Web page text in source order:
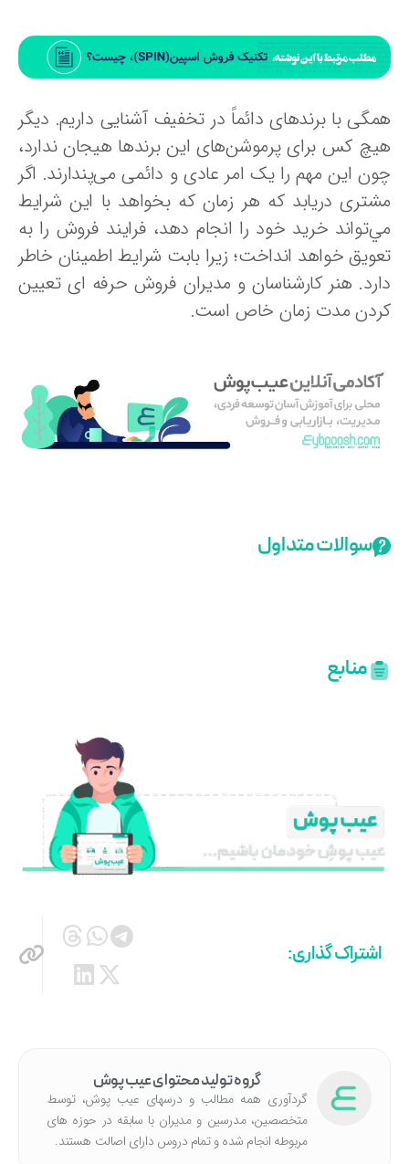
با برندهای دائماً در تخفیف آشنایی داریم. دیگر
کس برای پرموشن‌های این برندها هیجان ندارد،
این مهم را یک امر عادی و دائمی می‌پندارند. اگر
دریابد که هر زمان که بخواهد با این شرایط
خرید خود را انجام دهد، فرايند فروش را به
خواهد انداخت؛ زيرا بابت شرایط اطمینان خاطر
هنر کارشناسان و مدیران فروش حرفه ای تعیین
مدت زمان خاص است.
سوالات متداول
منابع
اشتراک گذاری:
گروه تولید محتوای عیب پوش
گردآوری همه مطالب و درسهای عیب پوش، توسط
متخصصین، مدرسین و مدیران با سابقه در حوزه های
مربوطه انجام شده‌ و تمام دروس دارای اصالت هستند.